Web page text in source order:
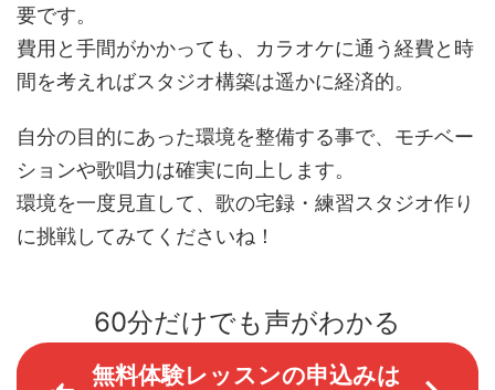
要です。
費用と手間がかかっても、カラオケに通う経費と時
間を考えればスタジオ構築は遥かに経済的。
自分の目的にあった環境を整備する事で、モチベー
ションや歌唱力は確実に向上します。
環境を一度見直して、歌の宅録・練習スタジオ作り
に挑戦してみてくださいね！
60分だけでも声がわかる
無料体験レッスンの申込みは